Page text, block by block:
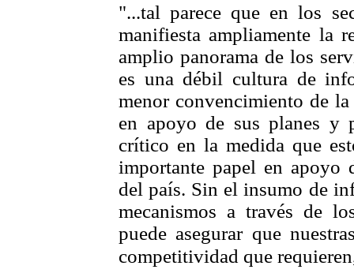
"...tal parece que en los
manifiesta ampliamente la
amplio panorama de los
es una débil cultura de
menor convencimiento de
en apoyo de sus planes y
crítico en la medida que
importante papel en apoyo
del país. Sin el insumo de
mecanismos a través de
puede asegurar que
competitividad que